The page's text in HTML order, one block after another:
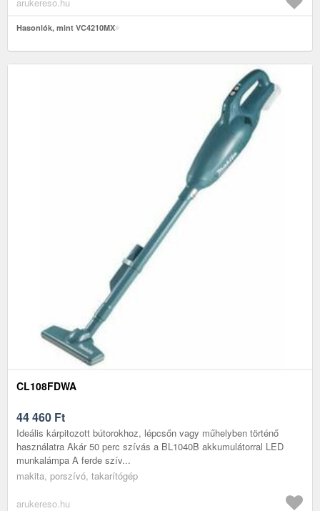
Hasonlók, mint VC4210MX
CL108FDWA
44 460 Ft
Ideális kárpitozott bútorokhoz, lépcsőn vagy műhelyben történő
használatra Akár 50 perc szívás a BL1040B akkumulátorral LED
munkalámpa A ferde szív...
makita, porszívó, takarítógép
arukereso.hu